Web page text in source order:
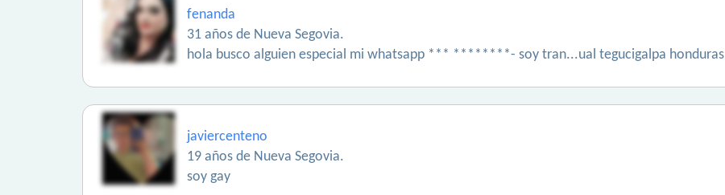
fenanda
31 años de Nueva Segovia.
hola busco alguien especial mi whatsapp *** ********- soy tran...ual tegucigalpa honduras
javiercenteno
19 años de Nueva Segovia.
soy gay